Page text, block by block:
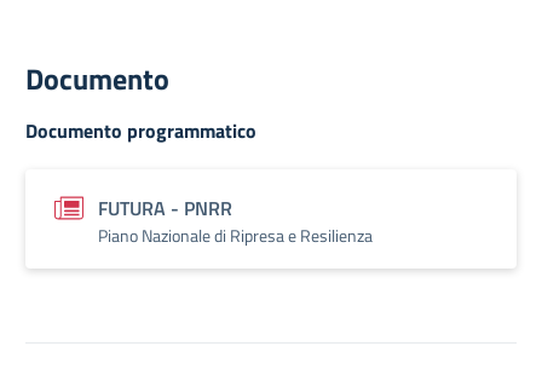
Documento
Documento programmatico
FUTURA - PNRR
Piano Nazionale di Ripresa e Resilienza